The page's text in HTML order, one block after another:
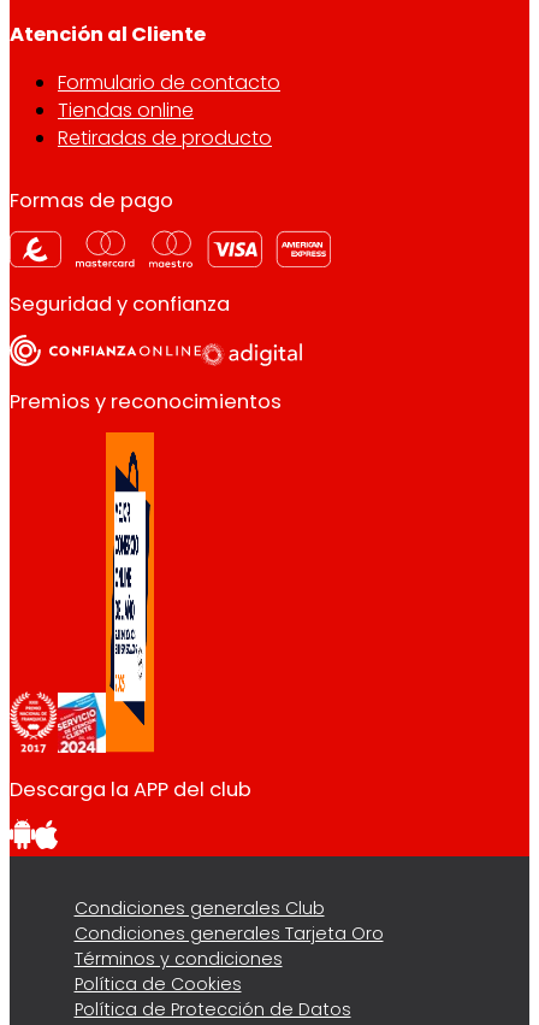
Atención al Cliente
Formulario de contacto
Tiendas online
Retiradas de producto
Formas de pago
Seguridad y confianza
Premios y reconocimientos
Descarga la APP del club
Condiciones generales Club
Condiciones generales Tarjeta Oro
Términos y condiciones
Política de Cookies
Política de Protección de Datos